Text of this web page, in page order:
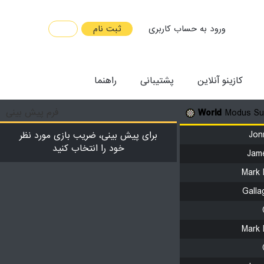
ورود به حساب کاربری ثبت نام
کازینو آنلاین پشتیبانی راهنما
World Modus
Mark
Mark
برای پیش بینی، ضریب بازی مورد نظر
خود را انتخاب کنید